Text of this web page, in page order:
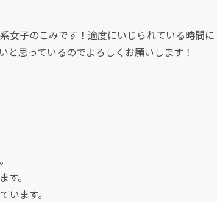
女子のこみです！適度にいじられている時間に
思っているのでよろしくお願いします！
。
います。